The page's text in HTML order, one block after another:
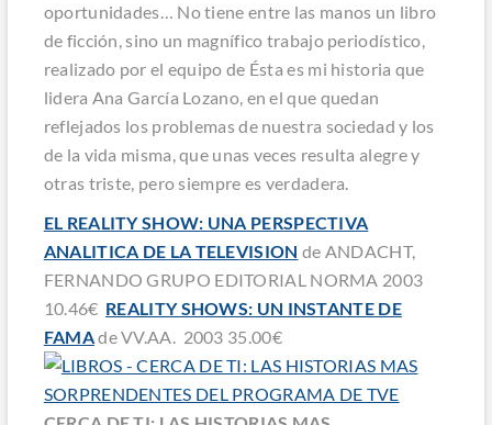
oportunidades… No tiene entre las manos un libro
de ficción, sino un magnífico trabajo periodístico,
realizado por el equipo de Ésta es mi historia que
lidera Ana García Lozano, en el que quedan
reflejados los problemas de nuestra sociedad y los
de la vida misma, que unas veces resulta alegre y
otras triste, pero siempre es verdadera.
EL REALITY SHOW: UNA PERSPECTIVA
ANALITICA DE LA TELEVISION de ANDACHT,
FERNANDO GRUPO EDITORIAL NORMA 2003
10.46€ REALITY SHOWS: UN INSTANTE DE
FAMAde VV.AA. 2003 35.00€